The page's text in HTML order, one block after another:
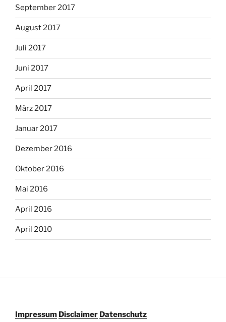
September 2017
August 2017
Juli 2017
Juni 2017
April 2017
März 2017
Januar 2017
Dezember 2016
Oktober 2016
Mai 2016
April 2016
April 2010
Impressum Disclaimer Datenschutz